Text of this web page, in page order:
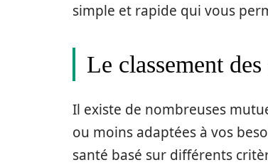
simple et rapide qui vous
Le classement
Il existe de nombreuses
ou moins adaptées à vos
santé basé sur différents